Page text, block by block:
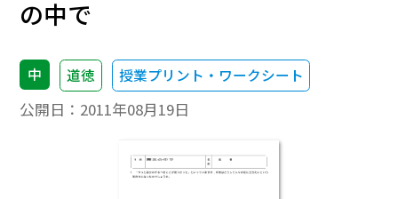
の中で
中 道徳 授業プリント・ワークシート
公開日： 2011年08月19日